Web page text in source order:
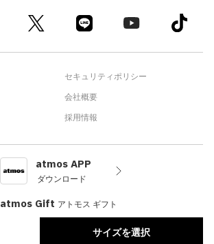
サイズを選択
セキュリティポリシー
会社概要
採用情報
atmos APP
ダウンロード
atmos Gift アトモス ギフト